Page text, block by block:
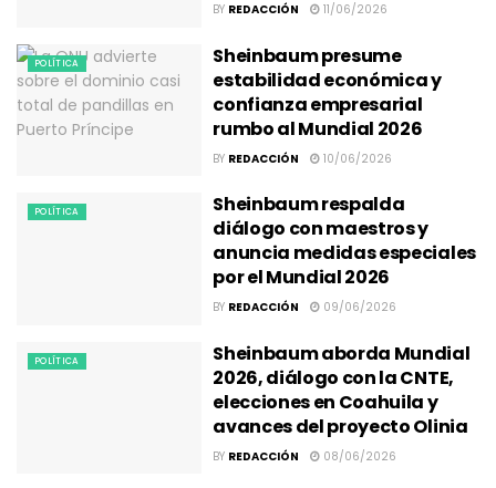
BY REDACCIÓN 11/06/2026
POLÍTICA
Sheinbaum presume
estabilidad económica y
confianza empresarial
rumbo al Mundial 2026
BY REDACCIÓN 10/06/2026
POLÍTICA
Sheinbaum respalda
diálogo con maestros y
anuncia medidas especiales
por el Mundial 2026
BY REDACCIÓN 09/06/2026
POLÍTICA
Sheinbaum aborda Mundial
2026, diálogo con la CNTE,
elecciones en Coahuila y
avances del proyecto Olinia
BY REDACCIÓN 08/06/2026